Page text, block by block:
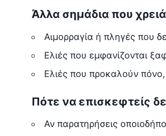
Άλλα σημάδια που
Αιμορραγία ή πληγές που
Ελιές που εμφανίζονται
Ελιές που προκαλούν
Πότε να επισκεφτείς
Αν παρατηρήσεις